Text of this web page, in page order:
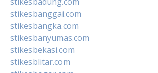
stikesbanggai.com
stikesbangka.com
stikesbanyumas.com
stikesbekasi.com
stikesblitar.com